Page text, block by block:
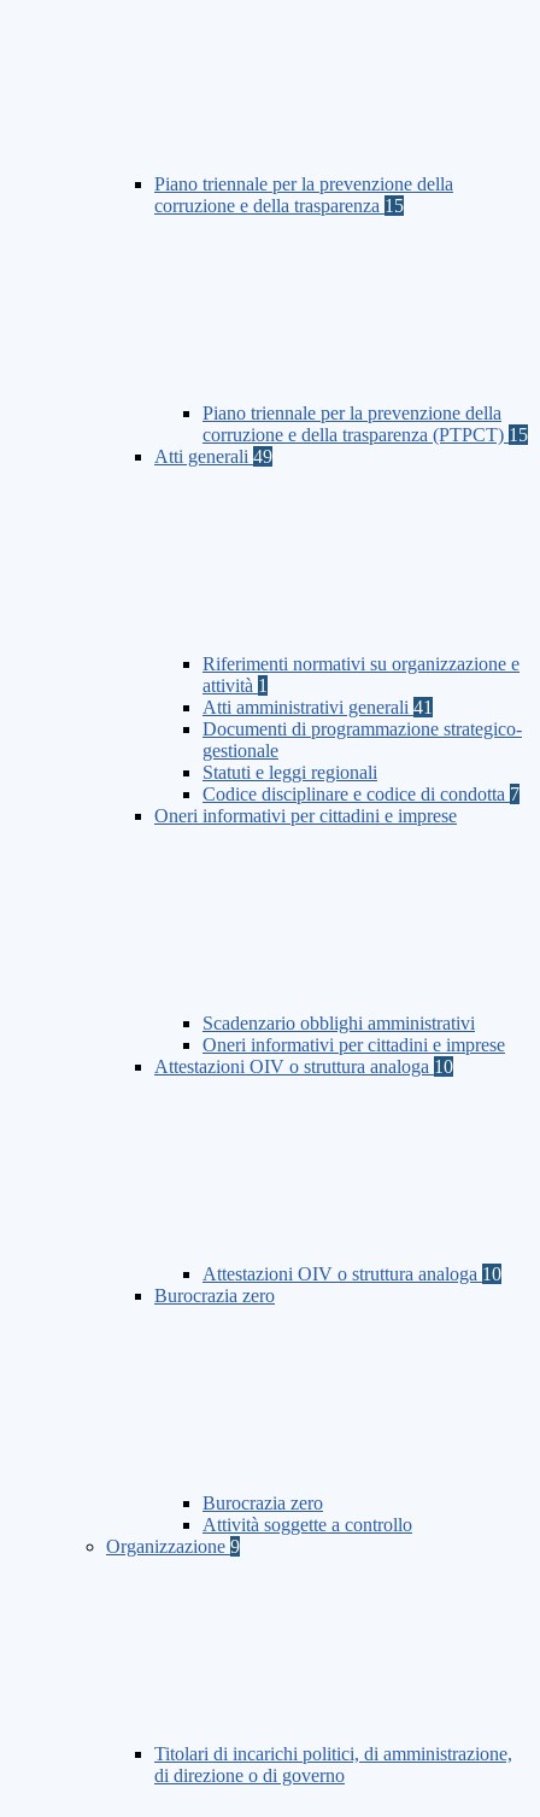
Piano triennale per la prevenzione della
corruzione e della trasparenza 15
Piano triennale per la prevenzione della
corruzione e della trasparenza (PTPCT) 15
Atti generali 49
Riferimenti normativi su organizzazione e
attività 1
Atti amministrativi generali 41
Documenti di programmazione strategico-
gestionale
Statuti e leggi regionali
Codice disciplinare e codice di condotta 7
Oneri informativi per cittadini e imprese
Scadenzario obblighi amministrativi
Oneri informativi per cittadini e imprese
Attestazioni OIV o struttura analoga 10
Attestazioni OIV o struttura analoga 10
Burocrazia zero
Burocrazia zero
Attività soggette a controllo
Organizzazione 9
Titolari di incarichi politici, di amministrazione,
di direzione o di governo